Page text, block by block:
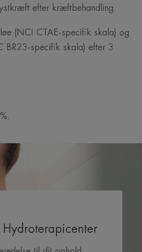
efter kræftbehandling.
(NCI CTAE-specifik skala) og
BR23-specifik skala) efter 3
Hydroterapicenter